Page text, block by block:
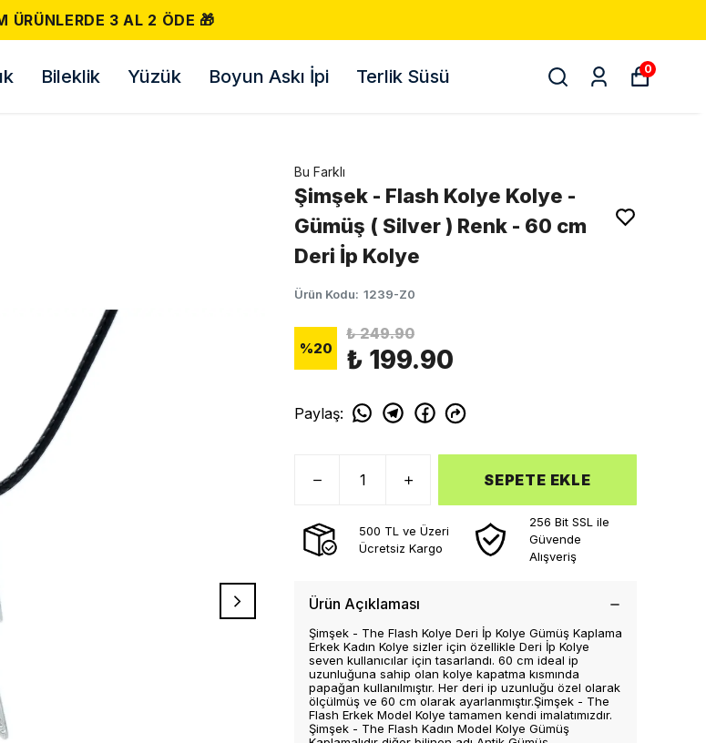
TL VE ÜZERI ÜCRETSIZ KARGO! 📦
Bileklik Yüzük Boyun Askı İpi Terlik Süsü 0
Bu Farklı
Şimşek - Flash Kolye Kolye -
Gümüş ( Silver ) Renk - 60 cm
Deri İp Kolye
Ürün Kodu: 1239-Z0
%20
₺ 249.90
₺ 199.90
Paylaş:
SEPETE EKLE
500 TL ve Üzeri
Ücretsiz Kargo
256 Bit SSL ile
Güvende
Alışveriş
Ürün Açıklaması
Şimşek - The Flash Kolye Deri İp Kolye Gümüş Kaplama
Erkek Kadın Kolye sizler için özellikle Deri İp Kolye
seven kullanıcılar için tasarlandı. 60 cm ideal ip
uzunluğuna sahip olan kolye kapatma kısmında
papağan kullanılmıştır. Her deri ip uzunluğu özel olarak
ölçülmüş ve 60 cm olarak ayarlanmıştır.Şimşek - The
Flash Erkek Model Kolye tamamen kendi imalatımızdır.
Şimşek - The Flash Kadın Model Kolye Gümüş